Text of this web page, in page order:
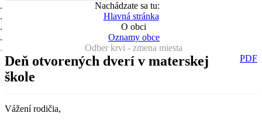
Nachádzate sa tu:
Hlavná stránka
O obci
Oznamy obce
Odber krvi - zmena miesta
PDF
Deň otvorených dverí v materskej
škole
Vážení rodičia,